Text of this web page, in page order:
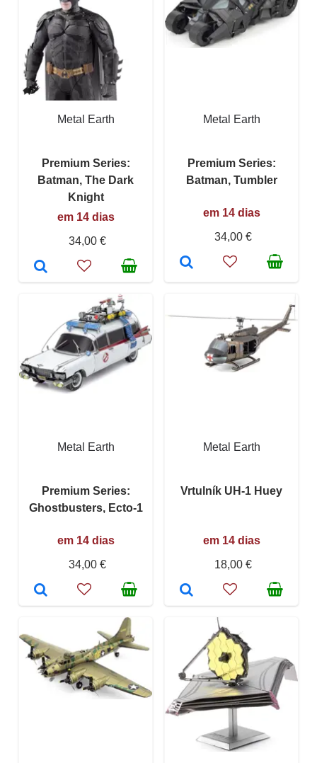
Metal Earth
Premium Series:
Batman, The Dark
Knight
em 14 dias
34,00 €
Metal Earth
Premium Series:
Batman, Tumbler
em 14 dias
34,00 €
Metal Earth
Premium Series:
Ghostbusters, Ecto-1
em 14 dias
34,00 €
Metal Earth
Vrtulník UH-1 Huey
em 14 dias
18,00 €